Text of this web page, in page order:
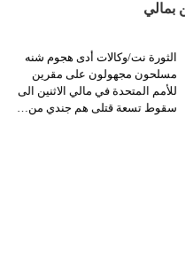
الثورة نت/وكالات أدى هجوم شنه
مسلحون مجهولون على مقرين
للأمم المتحدة في مالي الاثنين الى
سقوط تسعة قتلى هم جندي من…